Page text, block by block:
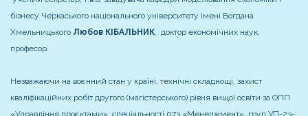
бізнесу Черкаського національного університету імені Богдана
Хмельницького Любов КІБАЛЬНИК, доктор економічних наук,
професор.
Незважаючи на воєнний стан у країні, технічні складнощі, захист
кваліфікаційних робіт другого (магістерського) рівня вищої освіти за ОПП
«Управління проєктами», спеціальності 073 «Менеджмент», груп УП-23-